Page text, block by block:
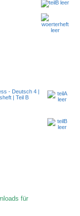
für